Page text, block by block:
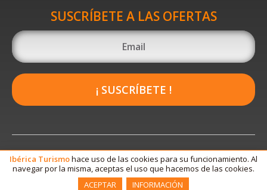
SUSCRÍBETE A LAS OFERTAS
¡ SUSCRÍBETE !
Ibérica Turismohace uso de las cookies para su funcionamiento. Al
navegar por la misma, aceptas el uso que hacemos de las cookies.
ACEPTAR
INFORMACIÓN